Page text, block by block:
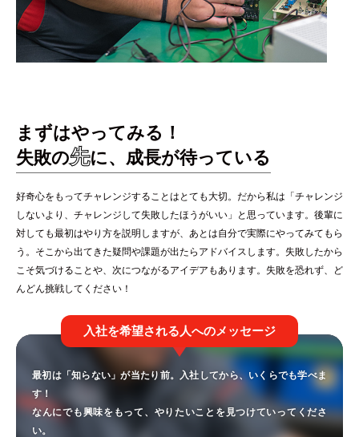
まずはやってみる！
失敗の先に、成長が待っている
好奇心をもってチャレンジすることはとても大切。だから私は「チャレンジ
しないより、チャレンジして失敗したほうがいい」と思っています。後輩に
対しても最初はやり方を説明しますが、あとは自分で実際にやってみてもら
う。そこから出てきた疑問や課題が出たらアドバイスします。失敗したから
こそ気づけることや、次につながるアイデアもあります。失敗を恐れず、ど
んどん挑戦してください！
入社を希望される人へのメッセージ
最初は「知らない」が当たり前。入社してから、いくらでも学べま
す！
なんにでも興味をもって、やりたいことを見つけていってくださ
い。